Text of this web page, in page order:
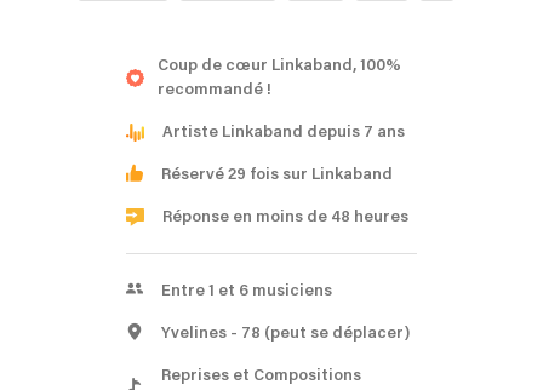
Coup de cœur Linkaband, 100%
recommandé !
Artiste Linkaband depuis 7 ans
Réservé 29 fois sur Linkaband
Réponse en moins de 48 heures
Entre 1 et 6 musiciens
Yvelines - 78 (peut se déplacer)
Reprises et Compositions